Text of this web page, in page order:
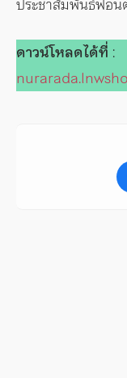
ดาวน์โหลดได้ที่ :